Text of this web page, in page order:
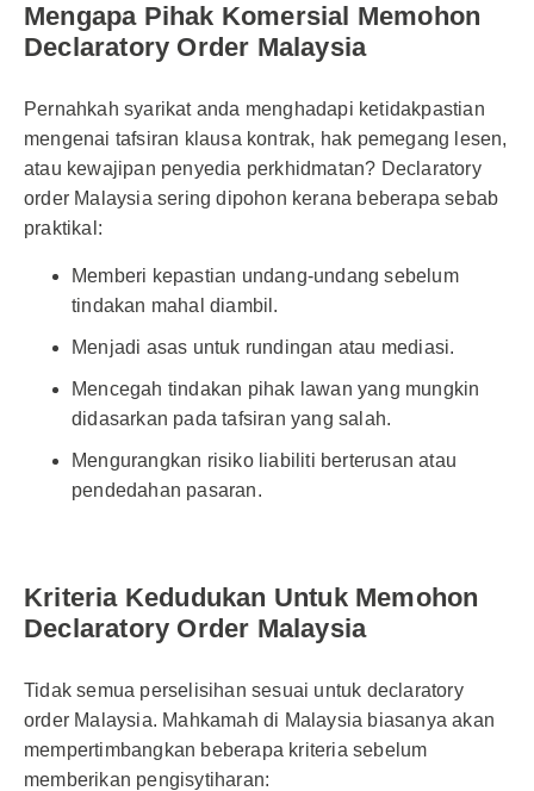
Mengapa Pihak Komersial Memohon
Declaratory Order Malaysia
Pernahkah syarikat anda menghadapi ketidakpastian
mengenai tafsiran klausa kontrak, hak pemegang lesen,
atau kewajipan penyedia perkhidmatan? Declaratory
order Malaysia sering dipohon kerana beberapa sebab
praktikal:
Memberi kepastian undang-undang sebelum
tindakan mahal diambil.
Menjadi asas untuk rundingan atau mediasi.
Mencegah tindakan pihak lawan yang mungkin
didasarkan pada tafsiran yang salah.
Mengurangkan risiko liabiliti berterusan atau
pendedahan pasaran.
Kriteria Kedudukan Untuk Memohon
Declaratory Order Malaysia
Tidak semua perselisihan sesuai untuk declaratory
order Malaysia. Mahkamah di Malaysia biasanya akan
mempertimbangkan beberapa kriteria sebelum
memberikan pengisytiharan: